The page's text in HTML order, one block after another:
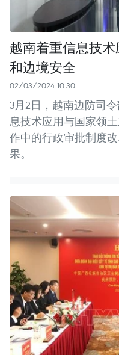
越南着重信息技
和边境安全
02/03/2024 10:30
3月2日，越南边防司
息技术应用与国家领
作中的行政审批制度
果。